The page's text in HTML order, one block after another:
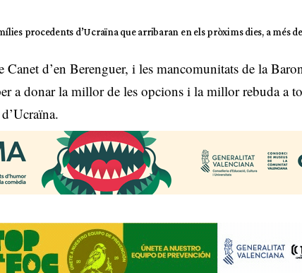
procedents d’Ucraïna que arribaran en els pròxims dies, a més
d’en Berenguer, i les mancomunitats de la
a donar la millor de les opcions i la millor rebuda a